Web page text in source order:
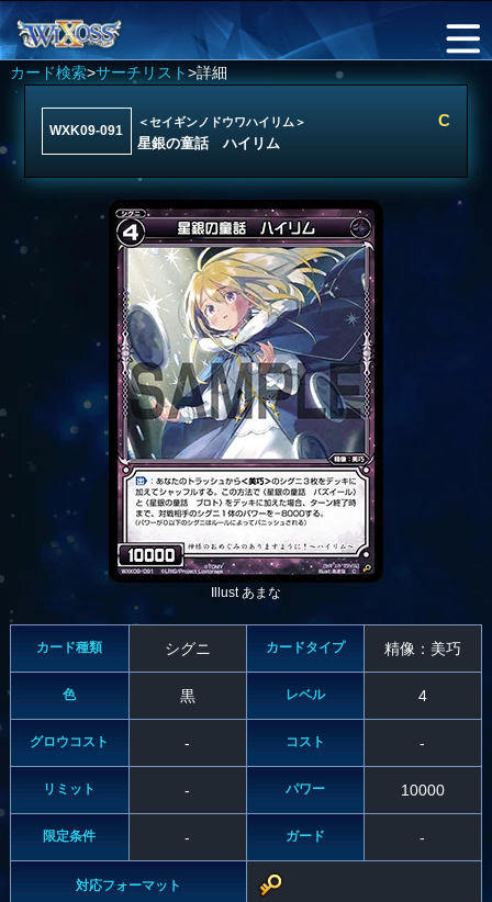
カード検索>サーチリスト>詳細
WXK09-091
＜セイギンノドウワハイリム＞
星銀の童話 ハイリム
C
Illust あまな
カード種類 シグニ カードタイプ 精像：美巧
色 黒 レベル 4
グロウコスト - コスト -
リミット - パワー 10000
限定条件 - ガード -
対応フォーマット